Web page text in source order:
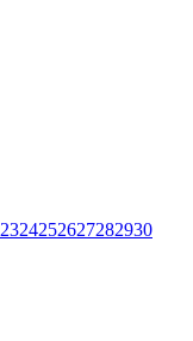
2324252627282930